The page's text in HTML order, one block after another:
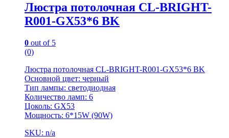
Люстра потолочная CL-BRIGHT-
R001-GX53*6 BK
0 out of 5
(0)
Люстра потолочная CL-BRIGHT-R001-GX53*6 BK
Основной цвет: черный
Тип лампы: светодиодная
Количество ламп: 6
Цоколь: GX53
Мощность: 6*15W (90W)
SKU: n/a